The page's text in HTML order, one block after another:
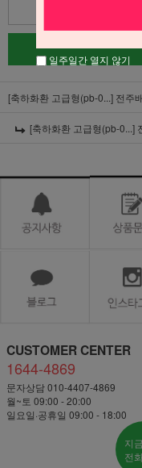
[축하화환 고급형(pb-0...] 전주
[축하화환 고급형(pb-0...]
CUSTOMER CENTER
1644-4869
문자상담 010-4407-4869
월~토 09:00 - 20:00
일요일·공휴일 09:00 - 18:00
지
전
일주일간 열지 않기